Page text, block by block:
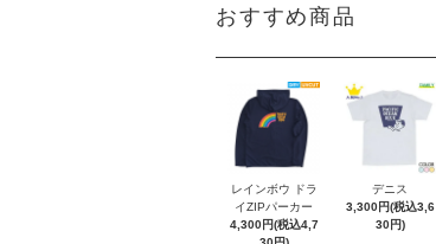
おすすめ商品
レインボウ ドラ
イZIPパーカー
4,300円(税込4,7
デニス
3,300円(税込3,6
30円)